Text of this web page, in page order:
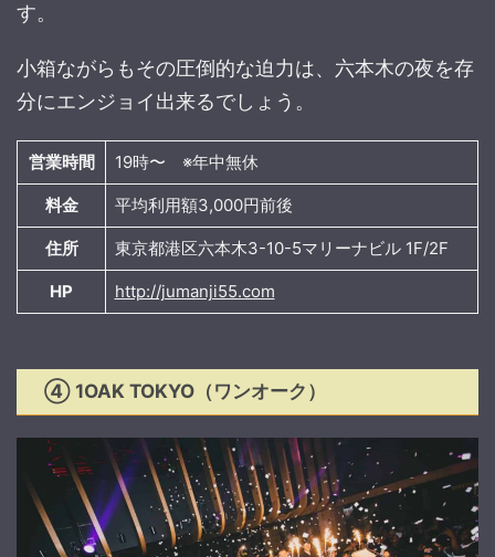
す。
小箱ながらもその圧倒的な迫力は、六本木の夜を存
分にエンジョイ出来るでしょう。
営業時間 19時〜 ※年中無休
料金 平均利用額3,000円前後
住所 東京都港区六本木3-10-5マリーナビル 1F/2F
HP http://jumanji55.com
④ 1OAK TOKYO（ワンオーク）